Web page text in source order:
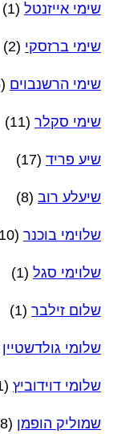
שימי אייזנטל (1)
שימי ברזסקי (2)
שימי הרשנבוים (6)
שימי סקלר (11)
שיע פריד (17)
שיעלע רוב (8)
שלוימי בוכנר (10)
שלוימי סגל (1)
שלום זילבר (1)
שלומי גולדשטיין
שלומי דוידוביץ (1)
שמוליק הופמן (8)